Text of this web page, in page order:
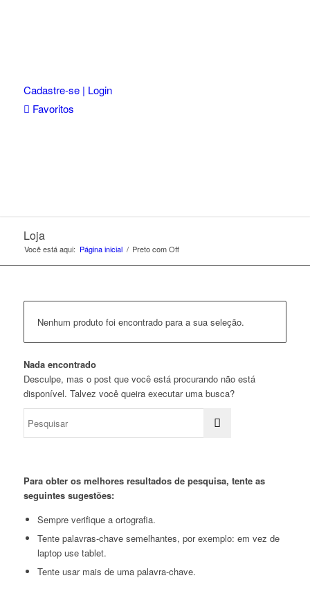
Cadastre-se | Login
Favoritos
Loja
Você está aqui: Página inicial / Preto com Off
Nenhum produto foi encontrado para a sua seleção.
Nada encontrado
Desculpe, mas o post que você está procurando não está
disponível. Talvez você queira executar uma busca?
Para obter os melhores resultados de pesquisa, tente as
seguintes sugestões:
Sempre verifique a ortografia.
Tente palavras-chave semelhantes, por exemplo: em vez de
laptop use tablet.
Tente usar mais de uma palavra-chave.